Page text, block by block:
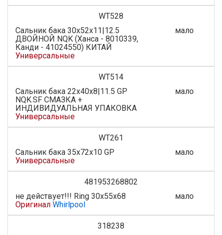
WT528
Сальник бака 30x52x11|12.5
ДВОЙНОЙ NQK (Ханса - 8010339,
Канди - 41024550) КИТАЙ
Универсальные
мало
WT514
Сальник бака 22х40х8|11.5 GP
NQK.SF СМАЗКА +
ИНДИВИДУАЛЬНАЯ УПАКОВКА
Универсальные
мало
WT261
Сальник бака 35х72х10 GP
Универсальные
мало
481953268802
не действует!!! Ring 30х55х68
Оригинал Whirlpool
мало
318238